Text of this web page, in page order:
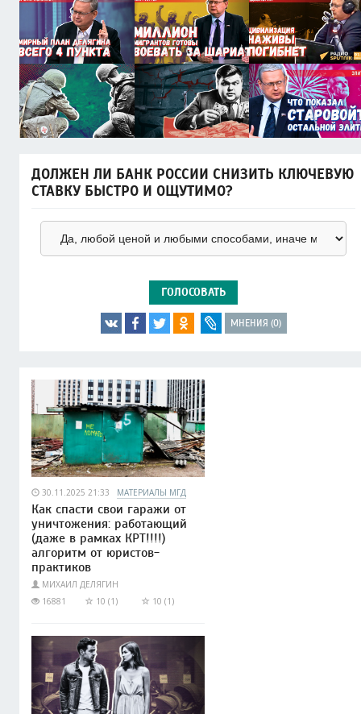
ДОЛЖЕН ЛИ БАНК РОССИИ СНИЗИТЬ КЛЮЧЕВУЮ
СТАВКУ БЫСТРО И ОЩУТИМО?
ГОЛОСОВАТЬ
МНЕНИЯ (0)
30.11.2025 21:33 МАТЕРИАЛЫ МГД
Как спасти свои гаражи от
уничтожения: работающий
(даже в рамках КРТ!!!!)
алгоритм от юристов-
практиков
МИХАИЛ ДЕЛЯГИН
16881
10 (1) 10 (1)